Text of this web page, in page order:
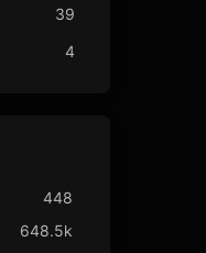
39
4
448
648.5k